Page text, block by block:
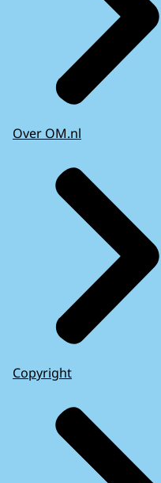
Over OM.nl
Copyright